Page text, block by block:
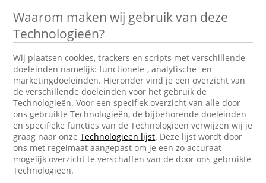
Waarom maken wij gebruik van deze
Technologieën?
Wij plaatsen cookies, trackers en scripts met verschillende
doeleinden namelijk: functionele-, analytische- en
marketingdoeleinden. Hieronder vind je een overzicht van
de verschillende doeleinden voor het gebruik de
Technologieën. Voor een specifiek overzicht van alle door
ons gebruikte Technologieën, de bijbehorende doeleinden
en specifieke functies van de Technologieën verwijzen wij je
graag naar onzeTechnologieën lijst. Deze lijst wordt door
ons met regelmaat aangepast om je een zo accuraat
mogelijk overzicht te verschaffen van de door ons gebruikte
Technologieën.